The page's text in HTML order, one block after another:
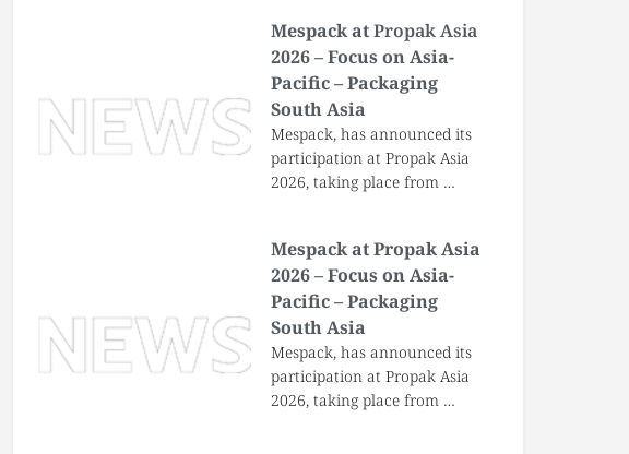
Mespack atPropak Asia
2026 – Focus on Asia-
Pacific – Packaging
South Asia
Mespack, has announced its
participation at Propak Asia
2026, taking place from …
Mespack at Propak Asia
2026 – Focus on Asia-
Pacific – Packaging
South Asia
Mespack, has announced its
participation at Propak Asia
2026, taking place from …